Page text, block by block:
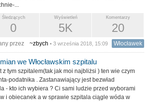
...
Komentarzy
20
Wyświetleń
5K
Śledzących
0
przez ~zbych • 3 września 2018, 15:09 Włocławek
we Włocławskim szpitalu
z tym szpitalem(tak jak moi najbliżsi ) ten wie czym
podatnika . Zastanawiający jest bezwład
- kto ich wybiera ? Ci sami ludzie przed wyborami
i obiecanek a w sprawie szpitala ciągle wóda w